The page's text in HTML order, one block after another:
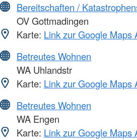
Bereitschaften /
OV Gottmadingen
Karte: Link zur Google Maps
Betreutes Wohnen
WA Uhlandstr
Karte: Link zur Google Maps
Betreutes Wohnen
WA Engen
Karte: Link zur Google Maps